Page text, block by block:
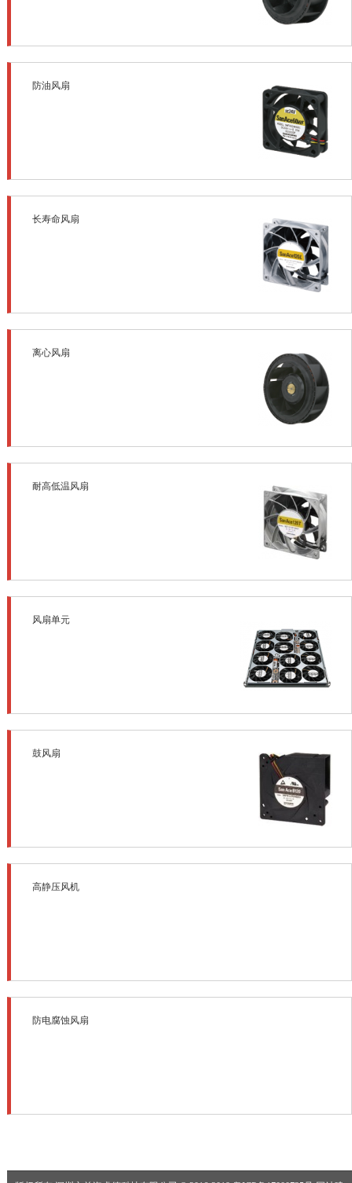
防油风扇
长寿命风扇
离心风扇
耐高低温风扇
风扇单元
鼓风扇
高静压风机
防电腐蚀风扇